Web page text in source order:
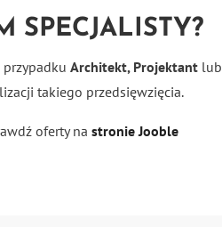
SPECJALISTY?
Architekt, Projektantlub
takiego przedsięwzięcia.
oferty na stronie Jooble